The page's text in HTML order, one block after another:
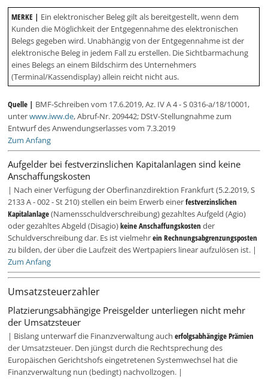
MERKE | Ein elektronischer Beleg gilt als bereitgestellt, wenn dem
Kunden die Möglichkeit der Entgegennahme des elektronischen
Belegs gegeben wird. Unabhängig von der Entgegennahme ist der
elektronische Beleg in jedem Fall zu erstellen. Die Sichtbarmachung
eines Belegs an einem Bildschirm des Unternehmers
(Terminal/Kassendisplay) allein reicht nicht aus.
Quelle | BMF-Schreiben vom 17.6.2019, Az. IV A 4 - S 0316-a/18/10001,
unterwww.iww.de, Abruf-Nr. 209442; DStV-Stellungnahme zum
Entwurf des Anwendungserlasses vom 7.3.2019
Zum Anfang
Aufgelder bei festverzinslichen Kapitalanlagen sind keine
Anschaffungskosten
| Nach einer Verfügung der Oberfinanzdirektion Frankfurt (5.2.2019, S
2133 A - 002 - St 210) stellen ein beim Erwerb einerfestverzinslichen
Kapitalanlage(Namensschuldverschreibung) gezahltes Aufgeld (Agio)
oder gezahltes Abgeld (Disagio)keine Anschaffungskosten der
Schuldverschreibung dar. Es ist vielmehrein Rechnungsabgrenzungsposten
zu bilden, der über die Laufzeit des Wertpapiers linear aufzulösen ist. |
Zum Anfang
Umsatzsteuerzahler
Platzierungsabhängige Preisgelder unterliegen nicht mehr
der Umsatzsteuer
| Bislang unterwarf die Finanzverwaltung aucherfolgsabhängige Prämien
der Umsatzsteuer. Den jüngst durch die Rechtsprechung des
Europäischen Gerichtshofs eingetretenen Systemwechsel hat die
Finanzverwaltung nun (bedingt) nachvollzogen. |